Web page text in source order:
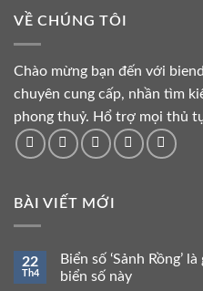
VỀ CHÚNG TÔI
Chào mừng bạn đến với
chuyên cung cấp, nhần tìm
phong thuỷ. Hổ trợ mọi thủ
BÀI VIẾT MỚI
22
Th4
Biển số ‘Sảnh Rồng’
biển số này